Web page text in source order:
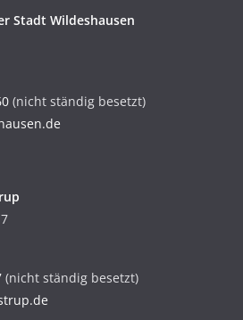
Stadt Wildeshausen
(nicht ständig besetzt)
(nicht ständig besetzt)